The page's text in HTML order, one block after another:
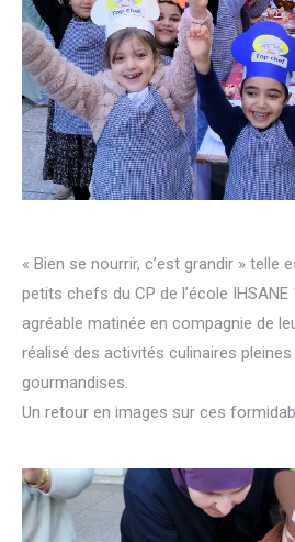
« Bien se nourrir, c’est grandir » telle
petits chefs du CP de l’école
agréable matinée en compagnie de
réalisé des activités culinaires
gourmandises.
Un retour en images sur ces